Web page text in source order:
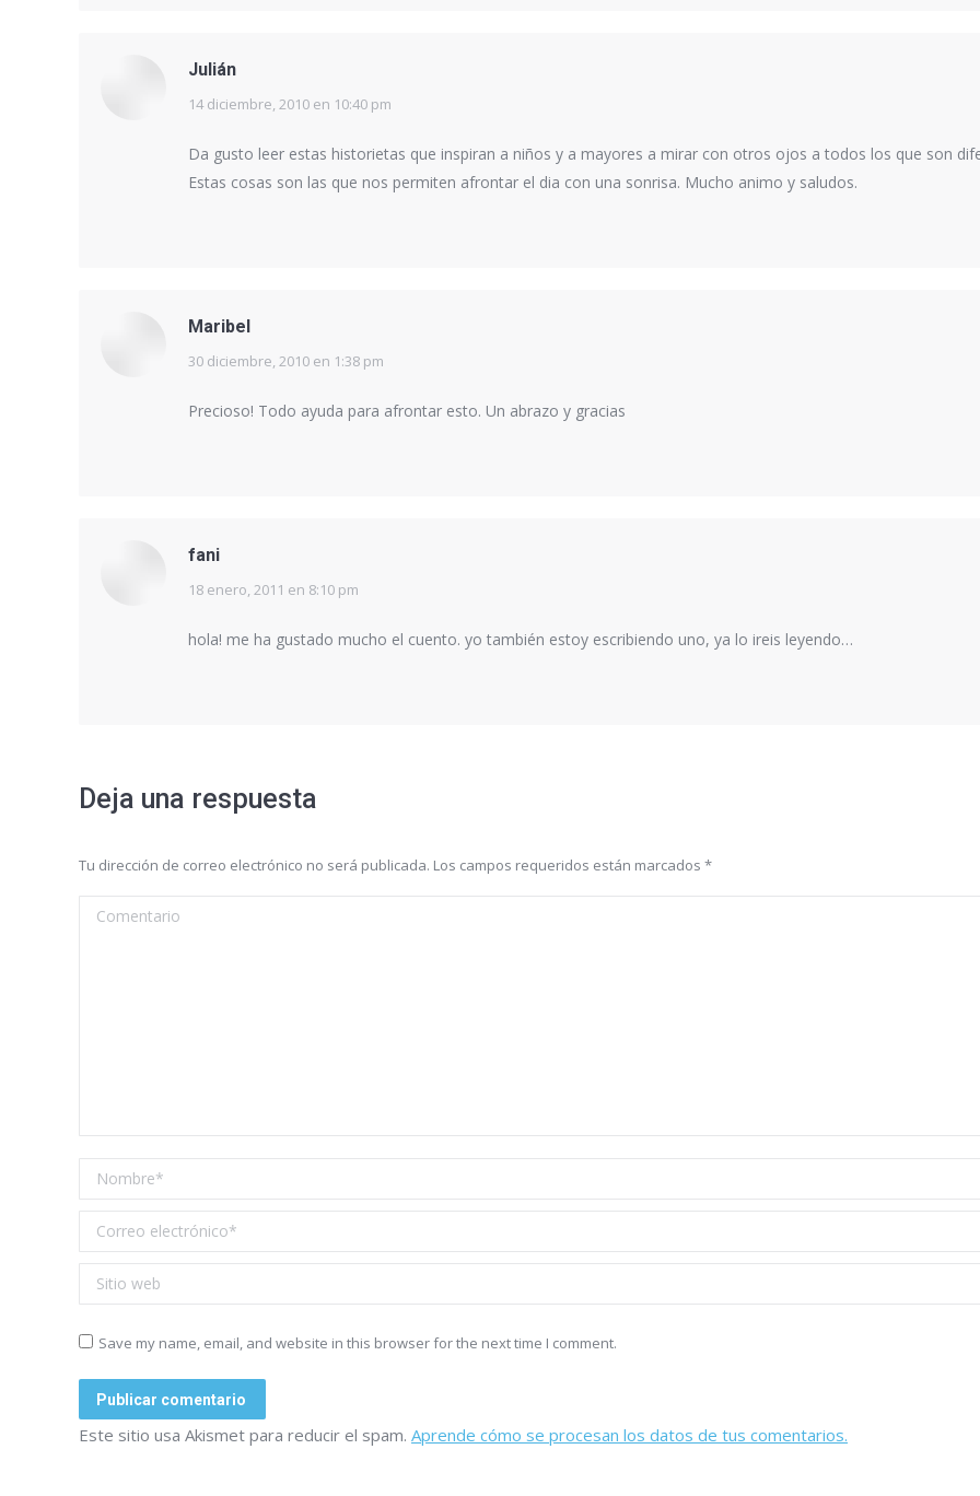
Julián
dice:
14 diciembre, 2010 en 10:40 pm
Da gusto leer estas historietas que inspiran a niños y a mayores a mirar con otros ojos a todos los que son
Estas cosas son las que nos permiten afrontar el dia con una sonrisa. Mucho animo y saludos.
Maribel
dice:
30 diciembre, 2010 en 1:38 pm
Precioso! Todo ayuda para afrontar esto. Un abrazo y gracias
fani
dice:
18 enero, 2011 en 8:10 pm
hola! me ha gustado mucho el cuento. yo también estoy escribiendo uno, ya lo ireis leyendo…
Deja una respuesta
Tu dirección de correo electrónico no será publicada. Los campos requeridos están marcados *
Comentario
Nombre *
Correo electrónico *
Sitio web
Save my name, email, and website in this browser for the next time I comment.
Publicar comentario
Este sitio usa Akismet para reducir el spam. Aprende cómo se procesan los datos de tus comentarios.